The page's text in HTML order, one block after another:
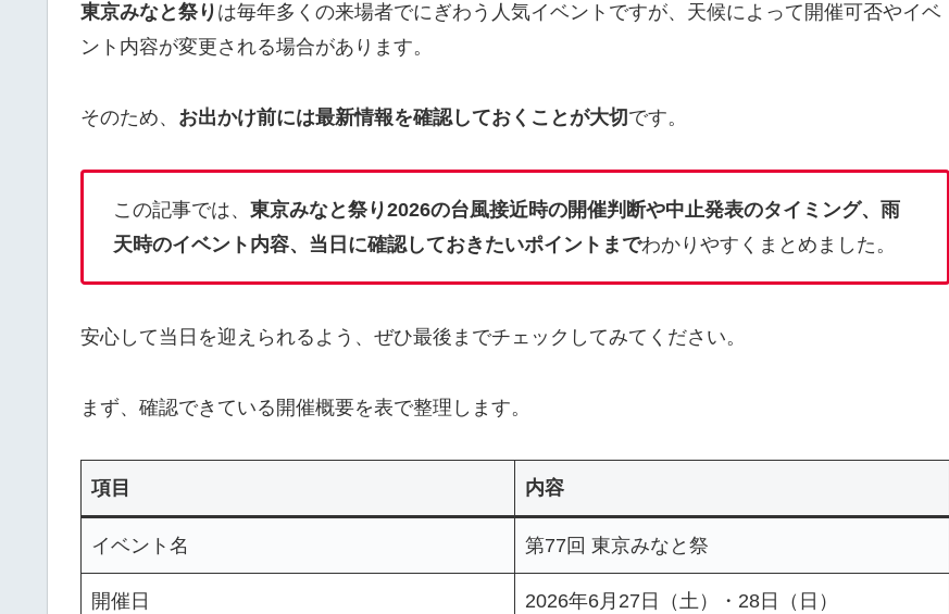
東京みなと祭り は毎年多くの来場者でにぎわう人気イベントですが、天候によって開催可否やイベ
ント内容が変更される場合があります。
そのため、 お出かけ前には最新情報を確認しておくことが大切です。
この記事では、 東京みなと祭り2026の台風接近時の開催判断や中止発表のタイミング、雨
天時のイベント内容、当日に確認しておきたいポイントまでわかりやすくまとめました。
安心して当日を迎えられるよう、ぜひ最後までチェックしてみてください。
まず、確認できている開催概要を表で整理します。
項目 内容
イベント名 第77回 東京みなと祭
開催日 2026年6月27日（土）・28日（日）